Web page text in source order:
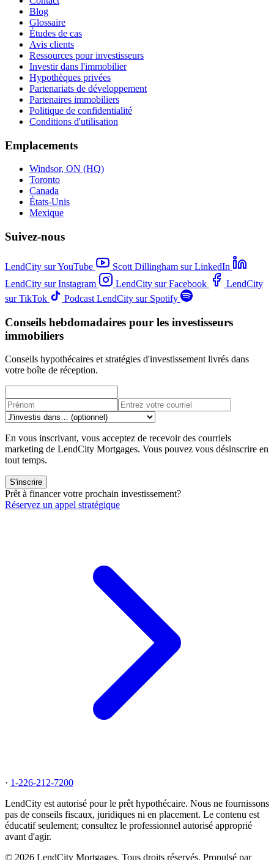
Blog
Glossaire
Études de cas
Avis clients
Ressources pour investisseurs
Investir dans l'immobilier
Hypothèques privées
Partenariats de développement
Partenaires immobiliers
Politique de confidentialité
Conditions d'utilisation
Emplacements
Windsor, ON (HQ)
Toronto
Canada
États-Unis
Mexique
Suivez-nous
LendCity sur YouTube
Scott Dillingham sur LinkedIn
LendCity sur Instagram
LendCity sur Facebook
LendCity
sur TikTok
Podcast LendCity sur Spotify
Conseils hebdomadaires pour les investisseurs
immobiliers
Conseils hypothécaires et stratégies d'investissement livrés dans
votre boîte de réception.
En vous inscrivant, vous acceptez de recevoir des courriels
marketing de LendCity Mortgages. Vous pouvez vous désinscrire en
tout temps.
S'inscrire
Prêt à financer votre prochain investissement?
Réservez un appel stratégique
· 1-226-212-7200
LendCity est autorisé pour le prêt hypothécaire. Nous ne fournissons
pas de conseils fiscaux, juridiques ni en placement. Le contenu est
éducatif seulement; consultez le professionnel autorisé approprié
avant d'agir.
© 2026 LendCity Mortgages. Tous droits réservés. Propulsé par